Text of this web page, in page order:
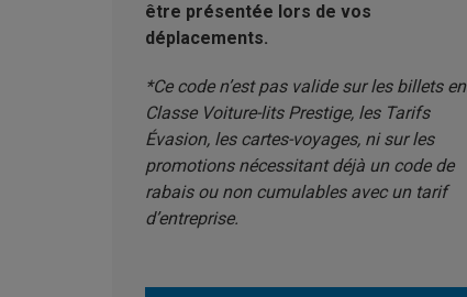
être présentée lors de vos
déplacements.
*Ce code n’est pas valide sur les billets en
Classe Voiture-lits Prestige, les Tarifs
Évasion, les cartes-voyages, ni sur les
promotions nécessitant déjà un code de
rabais ou non cumulables avec un tarif
d’entreprise.